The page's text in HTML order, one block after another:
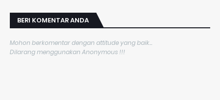
BERI KOMENTAR ANDA
Mohon berkomentar dengan attitude yang baik...
Dilarang menggunakan Anonymous !!!